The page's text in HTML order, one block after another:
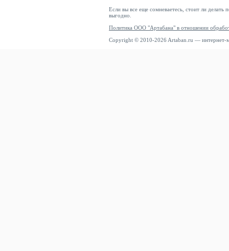
Если вы все еще сомневаетесь, стоит ли делать
выгодно.
Политика ООО "Артабана" в отношении
Copyright © 2010-2026 Artaban.ru — интернет-